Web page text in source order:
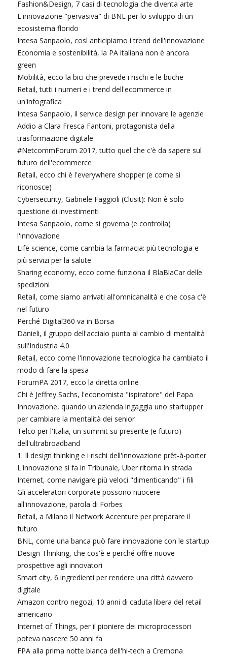
Fashion&Design, 7 casi di tecnologia che diventa arte
L'innovazione "pervasiva" di BNL per lo sviluppo di un
ecosistema florido
Intesa Sanpaolo, così anticipiamo i trend dell'innovazione
Economia e sostenibilità, la PA italiana non è ancora
green
Mobilità, ecco la bici che prevede i rischi e le buche
Retail, tutti i numeri e i trend dell'ecommerce in
un'infografica
Intesa Sanpaolo, il service design per innovare le agenzie
Addio a Clara Fresca Fantoni, protagonista della
trasformazione digitale
#NetcommForum 2017, tutto quel che c'è da sapere sul
futuro dell'ecommerce
Retail, ecco chi è l'everywhere shopper (e come si
riconosce)
Cybersecurity, Gabriele Faggioli (Clusit): Non è solo
questione di investimenti
Intesa Sanpaolo, come si governa (e controlla)
l'innovazione
Life science, come cambia la farmacia: più tecnologia e
più servizi per la salute
Sharing economy, ecco come funziona il BlaBlaCar delle
spedizioni
Retail, come siamo arrivati all'omnicanalità e che cosa c'è
nel futuro
Perché Digital360 va in Borsa
Danieli, il gruppo dell'acciaio punta al cambio di mentalità
sull'Industria 4.0
Retail, ecco come l'innovazione tecnologica ha cambiato il
modo di fare la spesa
ForumPA 2017, ecco la diretta online
Chi è Jeffrey Sachs, l'economista "ispiratore" del Papa
Innovazione, quando un'azienda ingaggia uno startupper
per cambiare la mentalità dei senior
Telco per l'Italia, un summit su presente (e futuro)
dell'ultrabroadband
1. Il design thinking e i rischi dell'innovazione prêt-à-porter
L'innovazione si fa in Tribunale, Uber ritorna in strada
Internet, come navigare più veloci "dimenticando" i fili
Gli acceleratori corporate possono nuocere
all'innovazione, parola di Forbes
Retail, a Milano il Network Accenture per preparare il
futuro
BNL, come una banca può fare innovazione con le startup
Design Thinking, che cos'è e perché offre nuove
prospettive agli innovatori
Smart city, 6 ingredienti per rendere una città davvero
digitale
Amazon contro negozi, 10 anni di caduta libera del retail
americano
Internet of Things, per il pioniere dei microprocessori
poteva nascere 50 anni fa
FPA alla prima notte bianca dell'hi-tech a Cremona